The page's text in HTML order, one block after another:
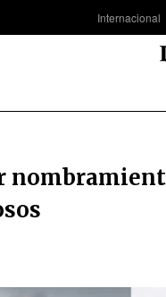
Internacional